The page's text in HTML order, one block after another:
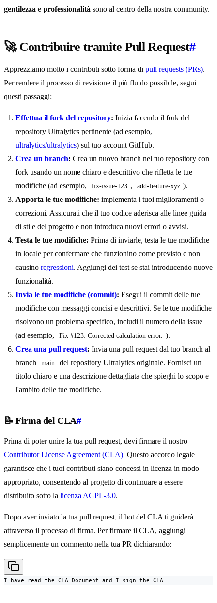
gentilezza e professionalità sono al centro della nostra community.
🚀 Contribuire tramite Pull Request#
Apprezziamo molto i contributi sotto forma di pull requests (PRs).
Per rendere il processo di revisione il più fluido possibile, segui
questi passaggi:
Effettua il fork del repository: Inizia facendo il fork del
repository Ultralytics pertinente (ad esempio,
ultralytics/ultralytics) sul tuo account GitHub.
Crea un branch: Crea un nuovo branch nel tuo repository con
fork usando un nome chiaro e descrittivo che rifletta le tue
modifiche (ad esempio,
fix-issue-123 , add-feature-xyz ).
Apporta le tue modifiche: implementa i tuoi miglioramenti o
correzioni. Assicurati che il tuo codice aderisca alle linee guida
di stile del progetto e non introduca nuovi errori o avvisi.
Testa le tue modifiche: Prima di inviarle, testa le tue modifiche
in locale per confermare che funzionino come previsto e non
causino regressioni. Aggiungi dei test se stai introducendo nuove
funzionalità.
Invia le tue modifiche (commit): Esegui il commit delle tue
modifiche con messaggi concisi e descrittivi. Se le tue modifiche
risolvono un problema specifico, includi il numero della issue
(ad esempio,
Fix #123: Corrected calculation error. ).
Crea una pull request: Invia una pull request dal tuo branch al
branch
main
del repository Ultralytics originale. Fornisci un
titolo chiaro e una descrizione dettagliata che spieghi lo scopo e
l'ambito delle tue modifiche.
📝 Firma del CLA#
Prima di poter unire la tua pull request, devi firmare il nostro
Contributor License Agreement (CLA). Questo accordo legale
garantisce che i tuoi contributi siano concessi in licenza in modo
appropriato, consentendo al progetto di continuare a essere
distribuito sotto la licenza AGPL-3.0.
Dopo aver inviato la tua pull request, il bot del CLA ti guiderà
attraverso il processo di firma. Per firmare il CLA, aggiungi
semplicemente un commento nella tua PR dichiarando:
I have read the CLA Document and I sign the CLA